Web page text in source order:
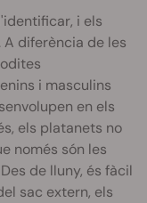
i els
diferència de les
i masculins
en els
els platanets no
només són les
de lluny, és fàcil
sac extern, els